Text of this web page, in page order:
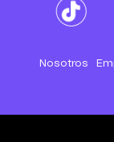
Nosotros